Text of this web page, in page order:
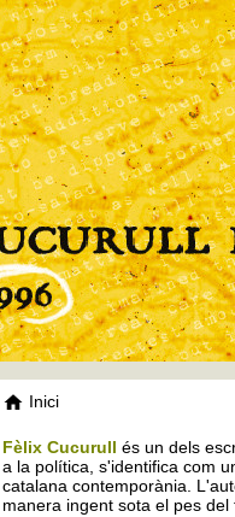
Inici
Fèlix Cucurull és un dels
a la política, s'identifica com
catalana contemporània.
manera ingent sota el pes del